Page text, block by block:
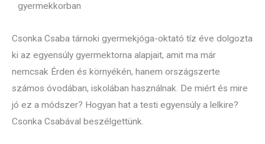
gyermekkorban
Csonka Csaba tárnoki gyermekjóga-oktató tíz éve dolgozta
ki az egyensúly gyermektorna alapjait, amit ma már
nemcsak Érden és környékén, hanem országszerte
számos óvodában, iskolában használnak. De miért és mire
jó ez a módszer? Hogyan hat a testi egyensúly a lelkire?
Csonka Csabával beszélgettünk.